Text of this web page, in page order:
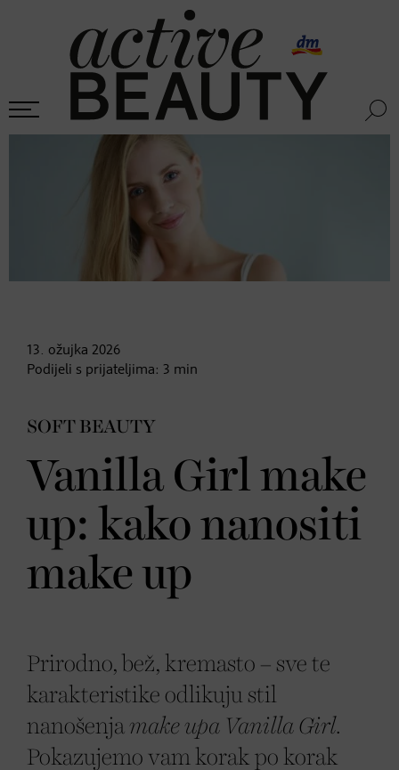
13. ožujka 2026
Podijeli s prijateljima: 3 min
SOFT BEAUTY
Vanilla Girl make
up: kako nanositi
make up
Prirodno, bež, kremasto – sve te
karakteristike odlikuju stil
nanošenja make upa Vanilla Girl.
Pokazujemo vam korak po korak